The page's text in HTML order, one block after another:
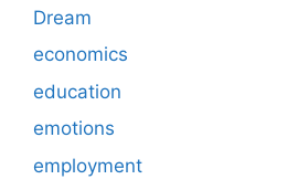
Dream
economics
education
emotions
employment